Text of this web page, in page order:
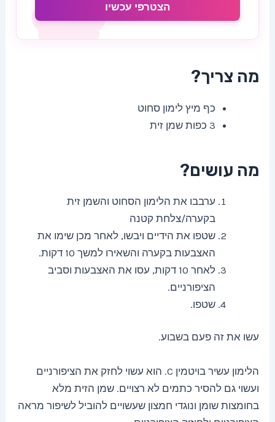
הצטרפי עכשיו
מה צריך?
כף מיץ לימון סחוט
3 כפות שמן זית
מה עושים?
ערבבו את הלימון הסחוט והשמן זית
בקערה/צלחת קטנה
שטפו את הידיים ויבשו, לאחר מכן שימו את
האצבעות בקערה והשאירו למשך 10 דקות.
לאחר 10 דקות, עסו את האצבעות וסביב
הציפורניים.
שטפו.
עשו את זה פעם בשבוע.
הלימון עשיר בויטמין C. הוא עשוי לחזק את הציפורניים
ועשוי גם להסיר כתמים לא רצויים. שמן הזית מלא
בחומצות שומן ונוגדי חמצון שעשויים להוביל לשיפור מראה